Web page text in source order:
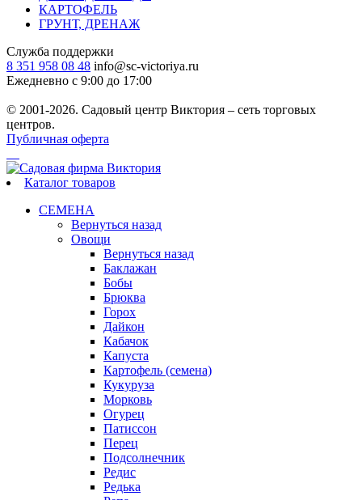
КАРТОФЕЛЬ
ГРУНТ, ДРЕНАЖ
Служба поддержки
8 351 958 08 48 info@sc-victoriya.ru
Ежедневно с 9:00 до 17:00
© 2001-2026. Садовый центр Виктория – сеть торговых
центров.
Публичная оферта
Каталог товаров
СЕМЕНА
Вернуться назад
Овощи
Вернуться назад
Баклажан
Бобы
Брюква
Горох
Дайкон
Кабачок
Капуста
Картофель (семена)
Кукуруза
Морковь
Огурец
Патиссон
Перец
Подсолнечник
Редис
Редька